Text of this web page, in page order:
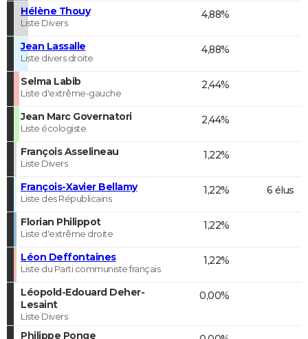
Hélène Thouy
Liste Divers
4,88%
Jean Lassalle
Liste divers droite
4,88%
Selma Labib
Liste d'extrême-gauche
2,44%
Jean Marc Governatori
Liste écologiste
2,44%
François Asselineau
Liste Divers
1,22%
François-Xavier Bellamy
Liste des Républicains
1,22% 6 élus
Florian Philippot
Liste d'extrême droite
1,22%
Léon Deffontaines
Liste du Parti communiste français
1,22%
Léopold-Edouard Deher-
Lesaint
Liste Divers
0,00%
Philippe Ponge